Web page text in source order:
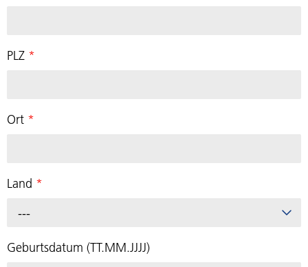
PLZ *
Ort *
Land *
---
Geburtsdatum (TT.MM.JJJJ)